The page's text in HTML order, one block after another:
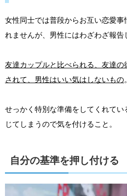
女性同士では普段からお互い恋愛事
れませんが、男性にはわざわざ報告
友達カップルと比べられる、友達
されて、男性はいい気はしないもの。
せっかく特別な準備をしてくれて
じてしまうので気を付けること。
自分の基準を押し付ける